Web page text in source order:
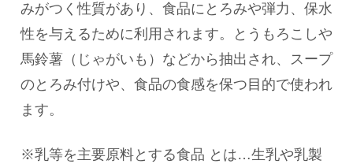
みがつく性質があり、食品にとろみや弾力、保水
性を与えるために利用されます。とうもろこしや
馬鈴薯（じゃがいも）などから抽出され、スープ
のとろみ付けや、食品の食感を保つ目的で使われ
ます。
※乳等を主要原料とする食品 とは…生乳や乳製